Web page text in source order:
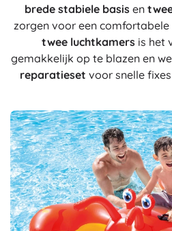
brede stabiele basis en
zorgen voor een
twee luchtkamers is het
gemakkelijk op te blazen en
reparatieset voor snelle